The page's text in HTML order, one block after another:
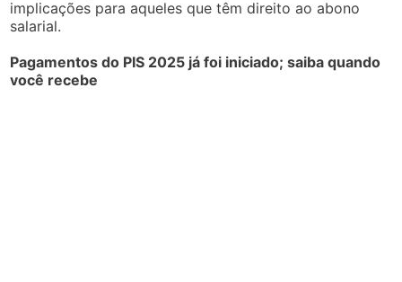
implicações para aqueles que têm direito ao abono
salarial.
Pagamentos do PIS 2025 já foi iniciado; saiba quando
você recebe